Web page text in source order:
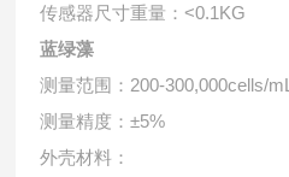
传感器尺寸重量：<0.1KG
蓝绿藻
测量范围： 200-300,000cells/mL
测量精度：±5%
外壳材料：